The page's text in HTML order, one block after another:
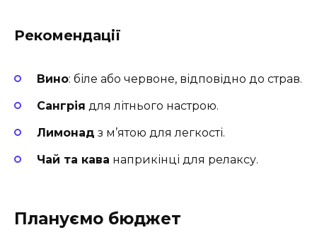
Рекомендації
Вино: біле або червоне, відповідно до страв.
Сангрія для літнього настрою.
Лимонад з м’ятою для легкості.
Чай та кава наприкінці для релаксу.
Плануємо бюджет